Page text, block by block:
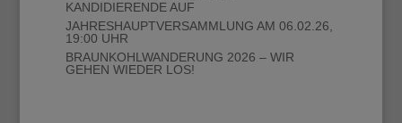
KANDIDIERENDE AUF
JAHRESHAUPTVERSAMMLUNG AM 06.02.26,
19:00 UHR
BRAUNKOHLWANDERUNG 2026 – WIR
GEHEN WIEDER LOS!